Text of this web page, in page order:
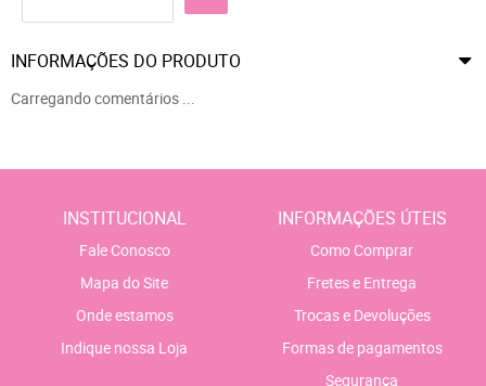
INFORMAÇÕES DO PRODUTO
Carregando comentários ...
INSTITUCIONAL
Fale Conosco
Mapa do Site
Onde estamos
Indique nossa Loja
INFORMAÇÕES ÚTEIS
Como Comprar
Fretes e Entrega
Trocas e Devoluções
Formas de pagamentos
Segurança